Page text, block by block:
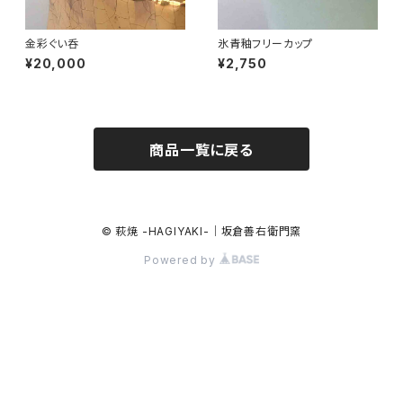
金彩ぐい呑
¥20,000
氷青釉フリーカップ
¥2,750
商品一覧に戻る
© 萩焼 -HAGIYAKI-｜坂倉善右衛門窯
Powered by